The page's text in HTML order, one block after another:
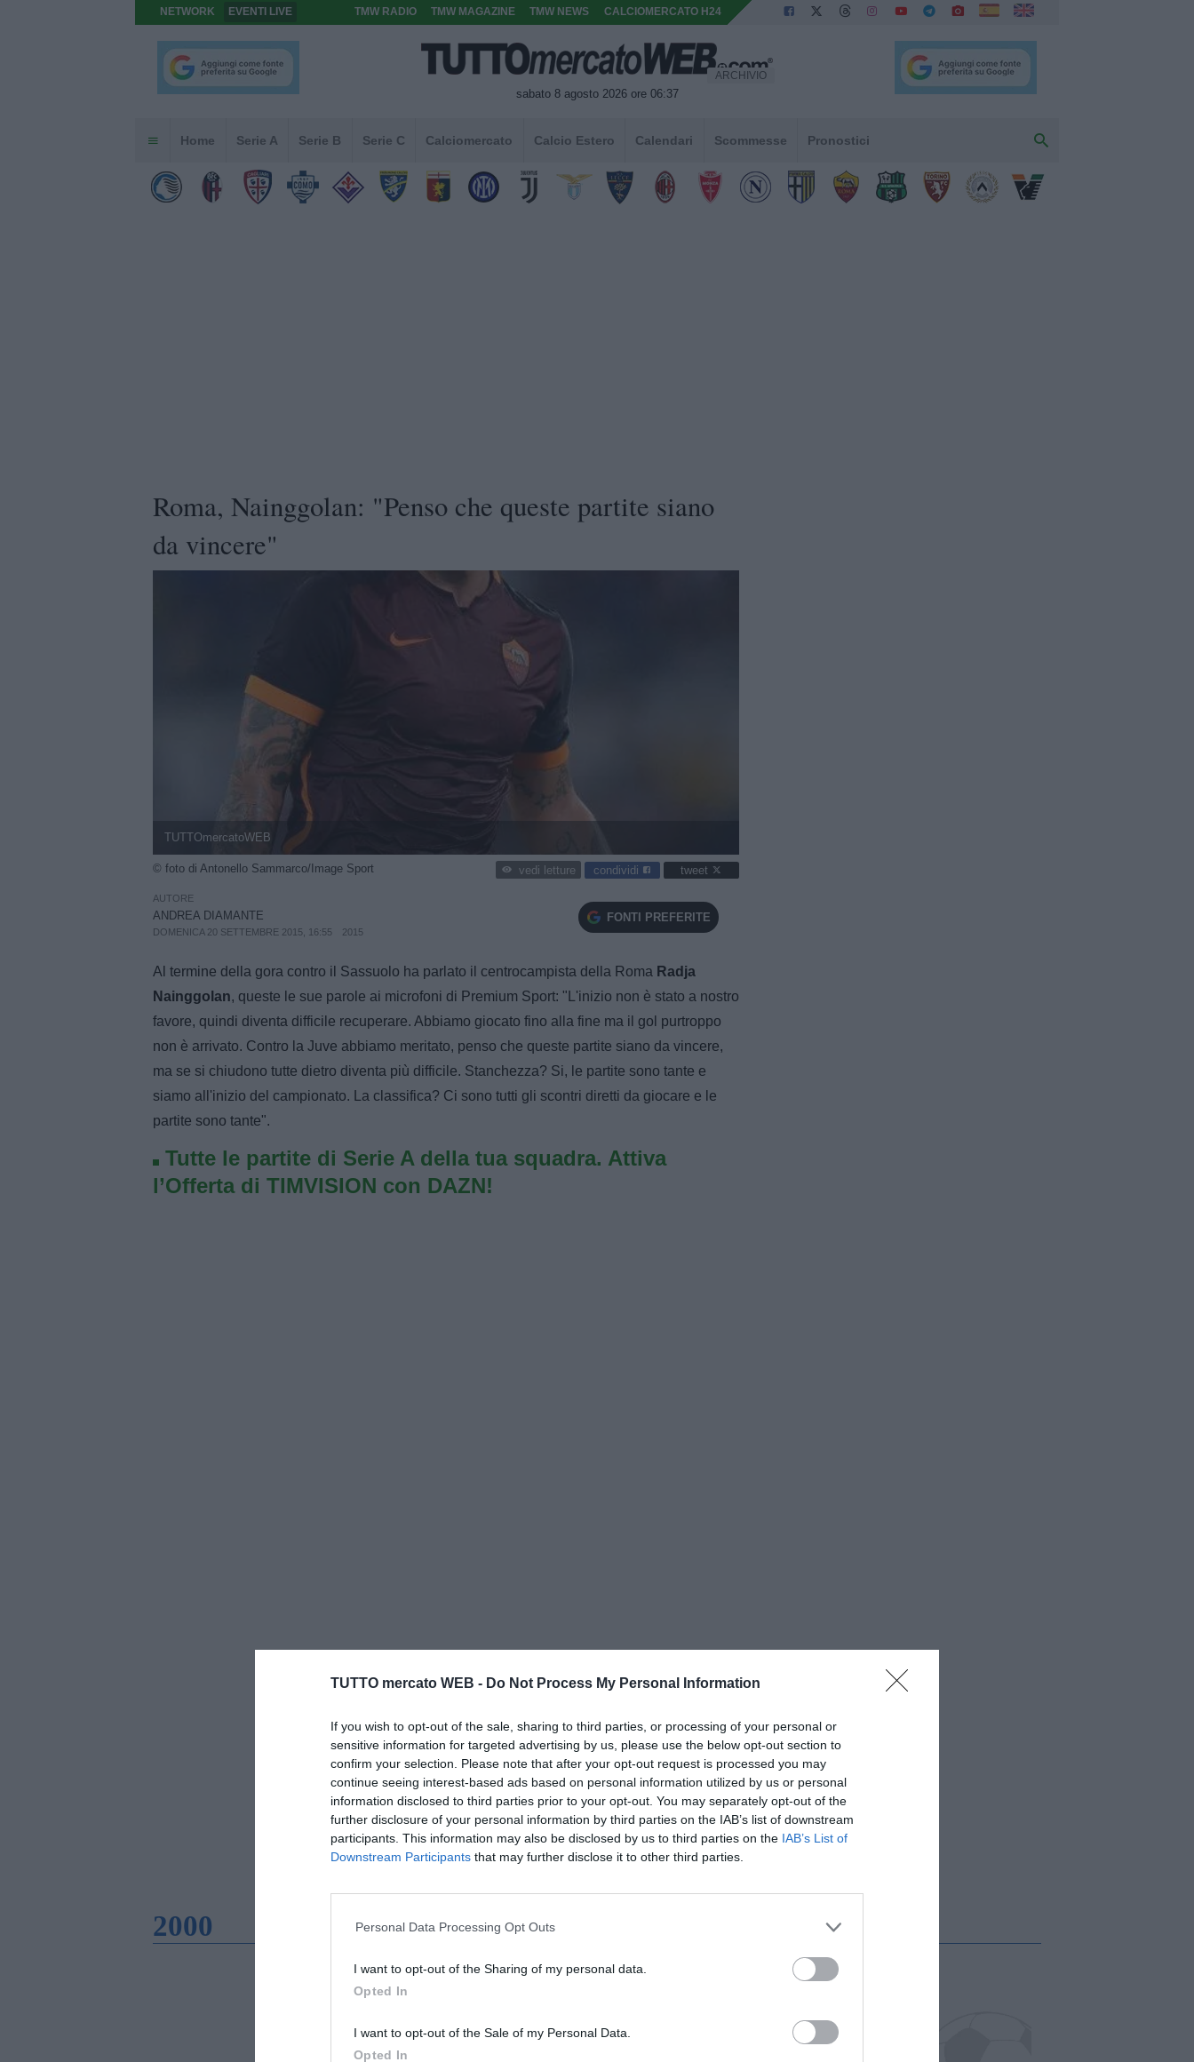
TUTTO mercato WEB - Do Not Process My Personal Information
If you wish to opt-out of the sale, sharing to third parties, or processing of your personal or
sensitive information for targeted advertising by us, please use the below opt-out section to
confirm your selection. Please note that after your opt-out request is processed you may
continue seeing interest-based ads based on personal information utilized by us or personal
information disclosed to third parties prior to your opt-out. You may separately opt-out of the
further disclosure of your personal information by third parties on the IAB’s list of downstream
participants. This information may also be disclosed by us to third parties on the IAB’s List of
Downstream Participants that may further disclose it to other third parties.
Personal Data Processing Opt Outs
I want to opt-out of the Sharing of my personal data.
Opted In
I want to opt-out of the Sale of my Personal Data.
Opted In
NETWORK EVENTI LIVE TMW RADIO TMW MAGAZINE TMW NEWS CALCIOMERCATO H24
sabato 8 agosto 2026 ore 06:37
ARCHIVIO
Home Serie A Serie B Serie C Calciomercato Calcio Estero Calendari Scommesse Pronostici
Roma, Nainggolan: "Penso che queste partite siano
da vincere"
TUTTOmercatoWEB
© foto di Antonello Sammarco/Image Sport vedi letture condividi tweet
AUTORE
ANDREA DIAMANTE
DOMENICA 20 SETTEMBRE 2015, 16:55 2015
FONTI PREFERITE
Al termine della gora contro il Sassuolo ha parlato il centrocampista della Roma Radja
Nainggolan, queste le sue parole ai microfoni di Premium Sport: "L'inizio non è stato a nostro
favore, quindi diventa difficile recuperare. Abbiamo giocato fino alla fine ma il gol purtroppo
non è arrivato. Contro la Juve abbiamo meritato, penso che queste partite siano da vincere,
ma se si chiudono tutte dietro diventa più difficile. Stanchezza? Si, le partite sono tante e
siamo all'inizio del campionato. La classifica? Ci sono tutti gli scontri diretti da giocare e le
partite sono tante".
Tutte le partite di Serie A della tua squadra. Attiva
l’Offerta di TIMVISION con DAZN!
2000